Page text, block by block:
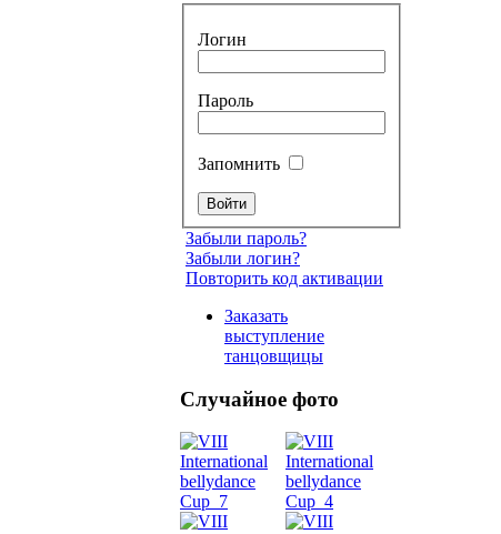
Логин
Пароль
Запомнить
Забыли пароль?
Забыли логин?
Повторить код активации
Заказать
выступление
танцовщицы
Случайное фото